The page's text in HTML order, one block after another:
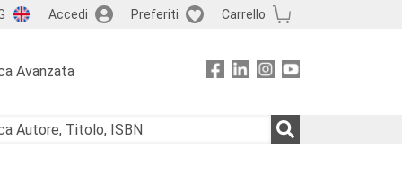
Accedi Preferiti Carrello
Avanzata